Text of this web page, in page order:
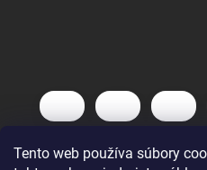
Tento web používa súbory